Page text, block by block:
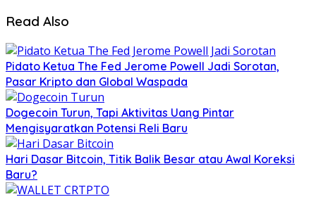
Read Also
Pidato Ketua The Fed Jerome Powell Jadi Sorotan,
Pasar Kripto dan Global Waspada
Dogecoin Turun, Tapi Aktivitas Uang Pintar
Mengisyaratkan Potensi Reli Baru
Hari Dasar Bitcoin, Titik Balik Besar atau Awal Koreksi
Baru?